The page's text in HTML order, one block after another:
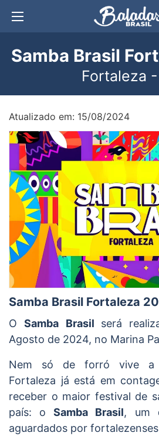
Samba Brasil
Fortaleza -
Atualizado em: 15/08/2024
Samba Brasil Fortaleza
OSamba Brasil será
Agosto de 2024, no Marina
Nem só de forró vive a
Fortaleza já está em
receber o maior festival de
país: oSamba Brasil, um
aguardados por